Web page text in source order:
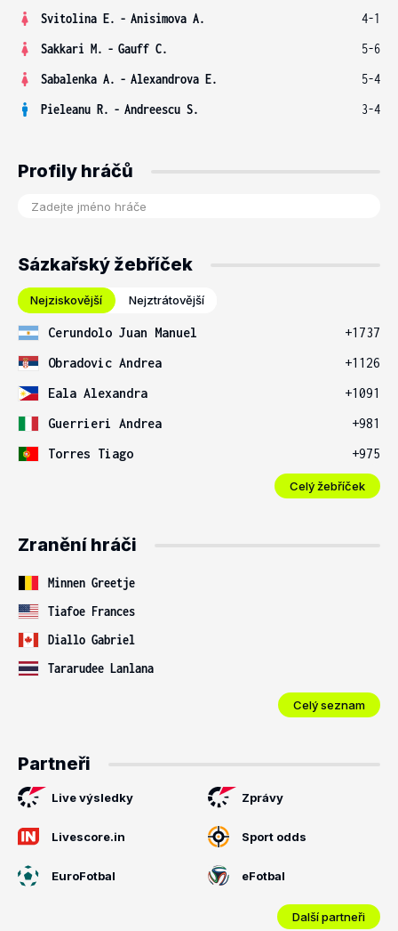
Svitolina E. - Anisimova A.
4-1
Sakkari M. - Gauff C.
5-6
Sabalenka A. - Alexandrova E.
5-4
Pieleanu R. - Andreescu S. 3-4
Profily hráčů
Sázkařský žebříček
Nejziskovější Nejztrátovější
Cerundolo Juan Manuel
+1737
Obradovic Andrea
+1126
Eala Alexandra
+1091
Guerrieri Andrea
+981
Torres Tiago
+975
Celý žebříček
Zranění hráči
Minnen Greetje
Tiafoe Frances
Diallo Gabriel
Tararudee Lanlana
Celý seznam
Partneři
Live výsledky Zprávy
Livescore.in Sport odds
EuroFotbal eFotbal
Další partneři